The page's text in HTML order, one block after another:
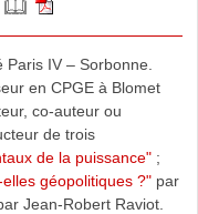
IV – Sorbonne.
en CPGE à Blomet
co-auteur ou
de trois
de la puissance";
géopolitiques ?"par
Jean-Robert Raviot.